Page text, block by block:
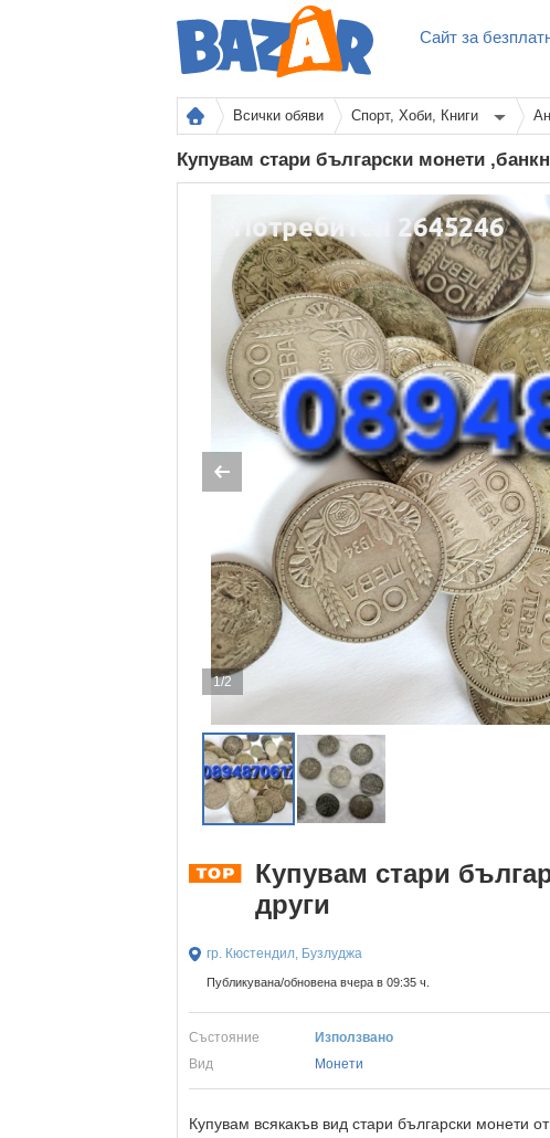
Сайт за
Всички обяви Спорт, Хоби, Книги
Купувам стари български монети
1/2
Купувам стари
други
гр. Кюстендил, Бузлуджа
Публикувана/обновена вчера в 09:35 ч.
Състояние Използвано
Вид
Монети
Купувам всякакъв вид стари български монети